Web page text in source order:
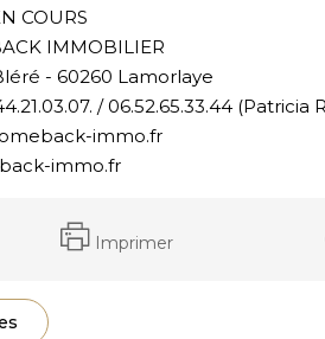
COURS
IMMOBILIER
- 60260 Lamorlaye
/ 06.52.65.33.44 (Patricia
immo.fr
immo.fr
Imprimer